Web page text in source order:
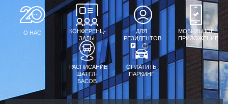
О НАС
КОНФЕРЕНЦ-
ЗАЛЫ
ДЛЯ
РЕЗИДЕНТОВ
МОБИЛЬНОЕ
ПРИЛОЖЕНИЕ
РАСПИСАНИЕ
ШАТТЛ-
БАСОВ
ОПЛАТИТЬ
ПАРКИНГ